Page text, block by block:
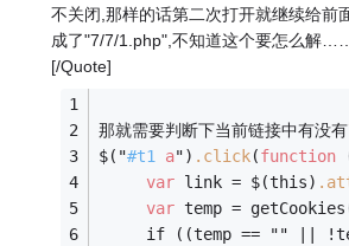
不关闭,那样的话第二次打开就继续给前
成了"7/7/1.php",不知道这个要怎么解
[/Quote]
那就需要判断下当前链接中有没有
$("#t1 a") .click(function
var link = $(this)
var temp =
if ((temp == "" ||